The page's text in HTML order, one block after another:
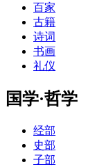
百家
古籍
诗词
书画
礼仪
国学·哲学
经部
史部
子部